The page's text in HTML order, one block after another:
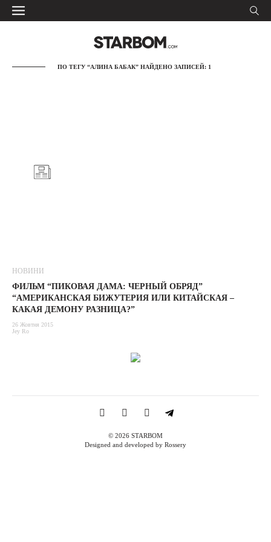
ПО ТЕГУ “АЛИНА БАБАК” НАЙДЕНО ЗАПИСЕЙ: 1
НОВИНИ
ФИЛЬМ “ПИКОВАЯ ДАМА: ЧЕРНЫЙ ОБРЯД”
“АМЕРИКАНСКАЯ БИЖУТЕРИЯ ИЛИ КИТАЙСКАЯ –
КАКАЯ ДЕМОНУ РАЗНИЦА?”
26 Жовтня 2015
Jey Ro
© 2026 STARBOM
Designed and developed by Rossery